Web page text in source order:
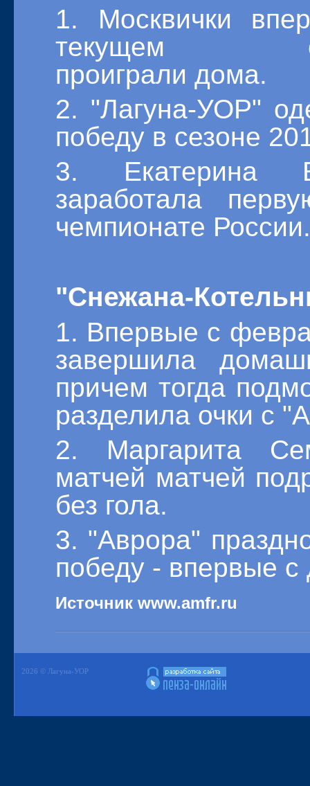
1. Москвички
текущем
проиграли дома.
2. "Лагуна-УОР"
победу в сезоне
3. Екатерина
заработала
чемпионате России.
"Снежана-
1. Впервые с
завершила
причем тогда
разделила очки с
2. Маргарита
матчей матчей
без гола.
3. "Аврора"
победу - впервые с
Источник www.amfr.ru
2026 © Лагуна-УОР